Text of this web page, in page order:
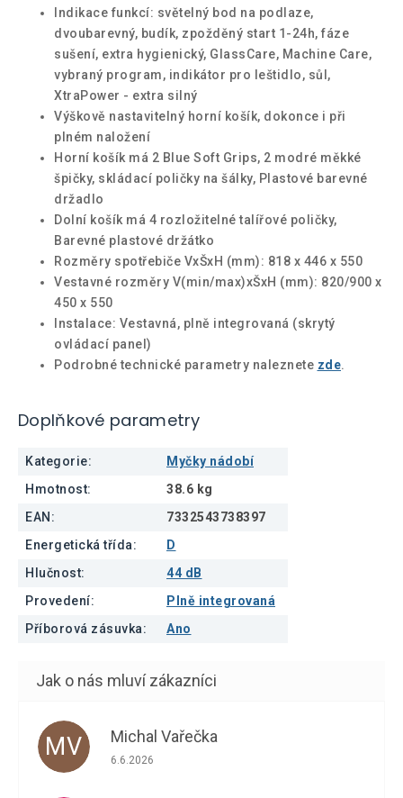
Indikace funkcí: světelný bod na podlaze,
dvoubarevný, budík, zpožděný start 1-24h, fáze
sušení, extra hygienický, GlassCare, Machine Care,
vybraný program, indikátor pro leštidlo, sůl,
XtraPower - extra silný
Výškově nastavitelný horní košík, dokonce i při
plném naložení
Horní košík má 2 Blue Soft Grips, 2 modré měkké
špičky, skládací poličky na šálky, Plastové barevné
držadlo
Dolní košík má 4 rozložitelné talířové poličky,
Barevné plastové držátko
Rozměry spotřebiče VxŠxH (mm): 818 x 446 x 550
Vestavné rozměry V(min/max)xŠxH (mm): 820/900 x
450 x 550
Instalace: Vestavná, plně integrovaná (skrytý
ovládací panel)
Podrobné technické parametry naleznete zde.
Doplňkové parametry
Kategorie:
Myčky nádobí
Hmotnost:
38.6 kg
EAN:
7332543738397
Energetická třída:
D
Hlučnost:
44 dB
Provedení:
Plně integrovaná
Příborová zásuvka: Ano
MV Michal Vařečka
Hodnocení obchodu je 5 z 5 hvězdiček.
6.6.2026